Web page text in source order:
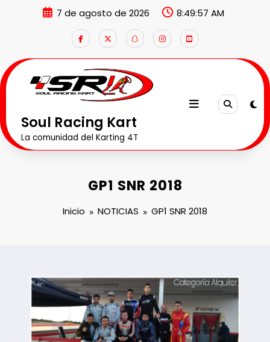
7 de agosto de 2026 8:49:57 AM
Soul Racing Kart
La comunidad del Karting 4T
GP1 SNR 2018
Inicio NOTICIAS GP1 SNR 2018